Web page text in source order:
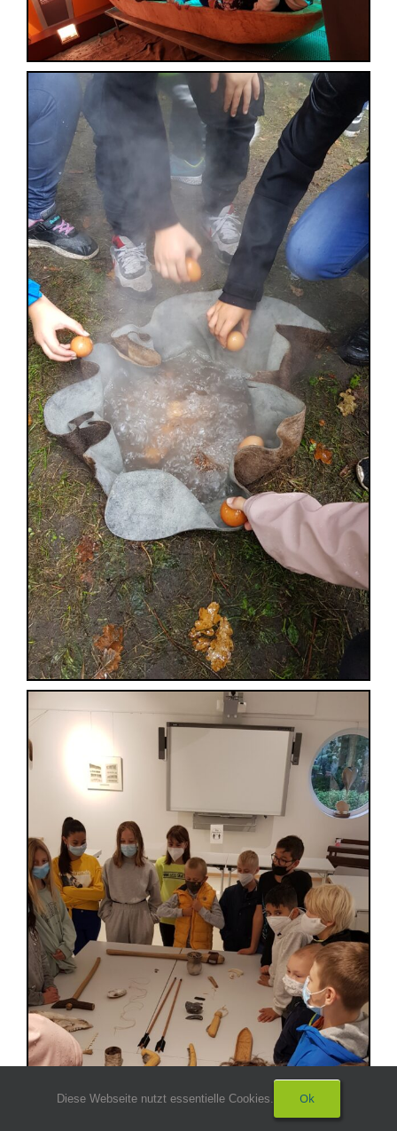
Diese Webseite nutzt essentielle Cookies. Ok